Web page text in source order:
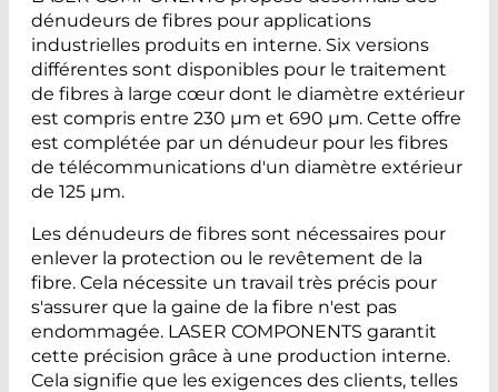
dénudeurs de fibres pour applications
industrielles produits en interne. Six versions
différentes sont disponibles pour le traitement
de fibres à large cœur dont le diamètre extérieur
est compris entre 230 µm et 690 µm. Cette offre
est complétée par un dénudeur pour les fibres
de télécommunications d'un diamètre extérieur
de 125 µm.
Les dénudeurs de fibres sont nécessaires pour
enlever la protection ou le revêtement de la
fibre. Cela nécessite un travail très précis pour
s'assurer que la gaine de la fibre n'est pas
endommagée. LASER COMPONENTS garantit
cette précision grâce à une production interne.
Cela signifie que les exigences des clients, telles